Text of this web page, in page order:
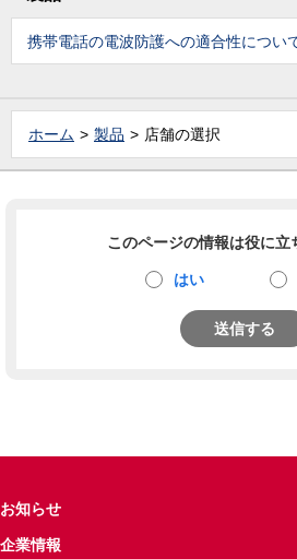
携帯電話の電波防護への適合性につい
ホーム 製品 店舗の選択
このページの情報は役に立
はい
送信する
お知らせ
企業情報